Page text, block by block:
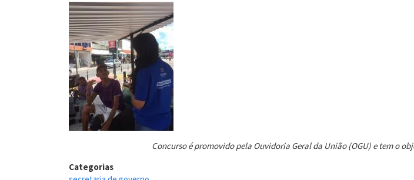
do
Recife
é
destaque
nacional
Concurso é promovido pela Ouvidoria Geral da União (OGU) e tem o
Categorias